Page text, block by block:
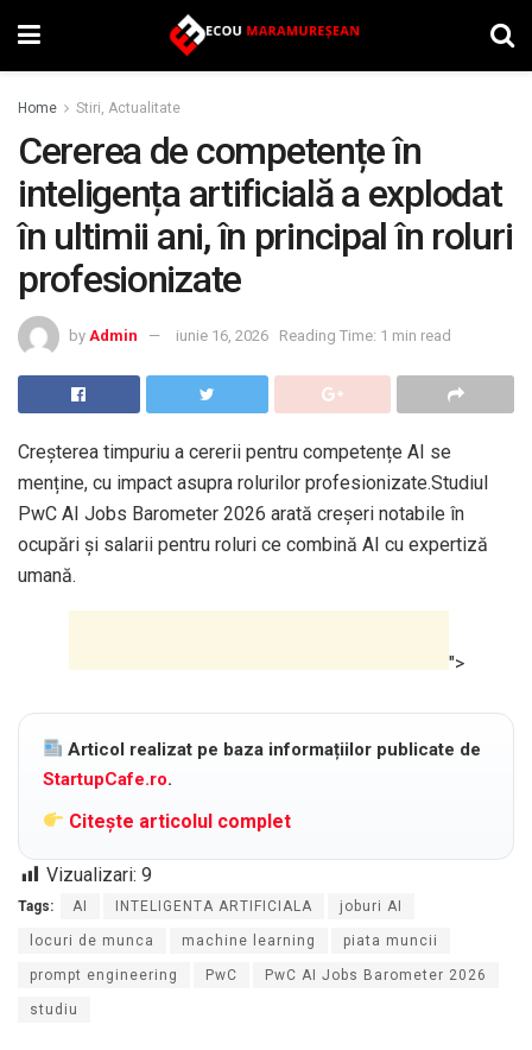
Home Stiri, Actualitate
Cererea de competențe în
inteligența artificială a explodat
în ultimii ani, în principal în roluri
profesionizate
by Admin iunie 16, 2026 Reading Time: 1 min read
Creșterea timpuriu a cererii pentru competențe AI se
menține, cu impact asupra rolurilor profesionizate.Studiul
PwC AI Jobs Barometer 2026 arată creșeri notabile în
ocupări și salarii pentru roluri ce combină AI cu expertiză
umană.
">
Articol realizat pe baza informațiilor publicate de
StartupCafe.ro.
Citește articolul complet
Vizualizari: 9
Tags: AI INTELIGENTA ARTIFICIALA joburi AI
locuri de munca machine learning piata muncii
prompt engineering PwC PwC AI Jobs Barometer 2026
studiu